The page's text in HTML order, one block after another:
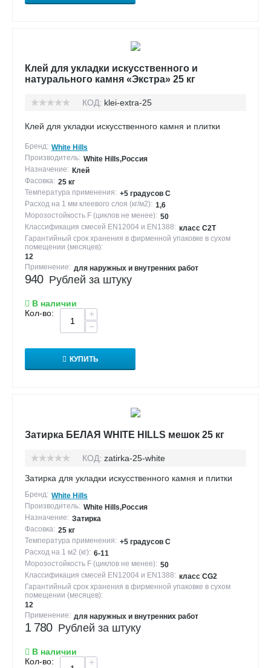
Клей для укладки искусственного и
натурального камня «Экстра» 25 кг
КОД: klei-extra-25
Клей для укладки искусственного камня и плитки
Бренд: White Hills
Производитель: White Hills,Россия
Назначение: Клей
Фасовка: 25 кг
Температура применения: +5 градусов С
Расход на 1 мм клеевого слоя (кг/м2): 1,6
Морозостойкость F (циклов не менее): 50
Классификация смесей EN12004 и EN1388: класс С2Т
Гарантийный срок хранения в фирменной упаковке в сухом
помещении (месяцев):
12
Применение: для наружных и внутренних работ
940 Рублей за штуку
В наличии
Кол-во:
+
−
КУПИТЬ
Затирка БЕЛАЯ WHITE HILLS мешок 25 кг
КОД: zatirka-25-white
Затирка для укладки искусственного камня и плитки
Бренд: White Hills
Производитель: White Hills,Россия
Назначение: Затирка
Фасовка: 25 кг
Температура применения: +5 градусов С
Расход на 1 м2 (кг): 6-11
Морозостойкость F (циклов не менее): 50
Классификация смесей EN12004 и EN1388: класс CG2
Гарантийный срок хранения в фирменной упаковке в сухом
помещении (месяцев):
12
Применение: для наружных и внутренних работ
1 780 Рублей за штуку
В наличии
Кол-во:
+